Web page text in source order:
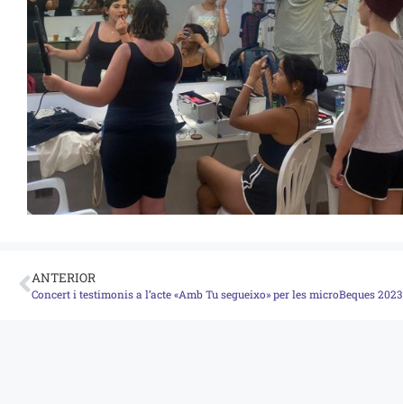
ANTERIOR
Concert i testimonis a l’acte «Amb Tu segueixo» per les microBeques 2023